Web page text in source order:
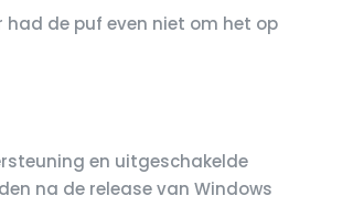
de puf even niet om het op
en uitgeschakelde
na de release van Windows